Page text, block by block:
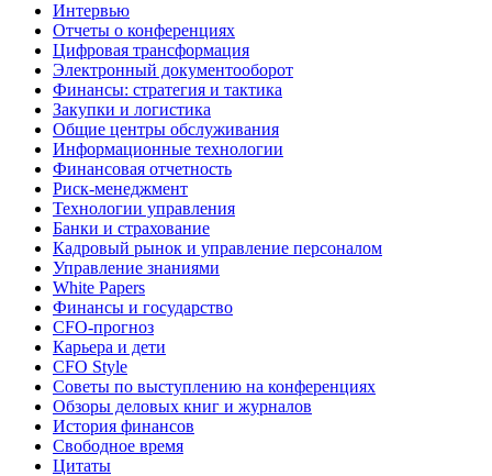
Интервью
Отчеты о конференциях
Цифровая трансформация
Электронный документооборот
Финансы: стратегия и тактика
Закупки и логистика
Общие центры обслуживания
Информационные технологии
Финансовая отчетность
Риск-менеджмент
Технологии управления
Банки и страхование
Кадровый рынок и управление персоналом
Управление знаниями
White Papers
Финансы и государство
CFO-прогноз
Карьера и дети
CFO Style
Советы по выступлению на конференциях
Обзоры деловых книг и журналов
История финансов
Свободное время
Цитаты